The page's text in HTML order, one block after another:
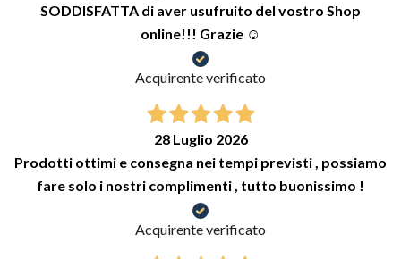
SODDISFATTA di aver usufruito del vostro Shop
online!!! Grazie ☺️
Acquirente verificato
28 Luglio 2026
Prodotti ottimi e consegna nei tempi previsti , possiamo
fare solo i nostri complimenti , tutto buonissimo !
Acquirente verificato